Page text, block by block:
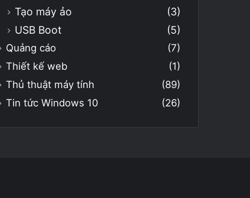
Tạo máy ảo
(3)
USB Boot
(5)
Quảng cáo
(7)
Thiết kế web
(1)
Thủ thuật máy tính
(89)
Tin tức Windows 10
(26)